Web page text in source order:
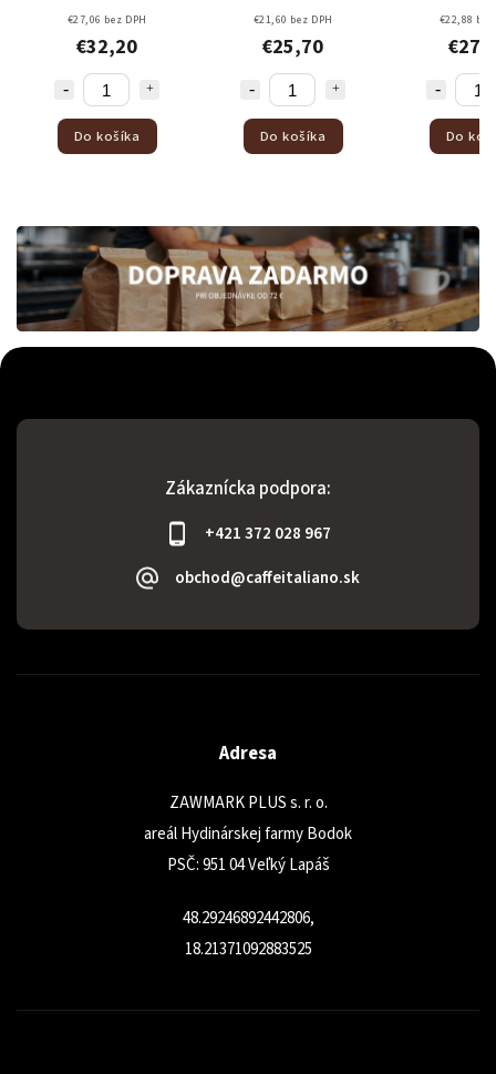
bez DPH €21,60 bez DPH €22,88 bez DPH
Zákaznícka podpora:
+421 372 028 967
obchod@caffeitaliano.sk
Adresa
ZAWMARK PLUS s. r. o.
areál Hydinárskej farmy Bodok
PSČ: 951 04 Veľký Lapáš
48.29246892442806,
18.21371092883525